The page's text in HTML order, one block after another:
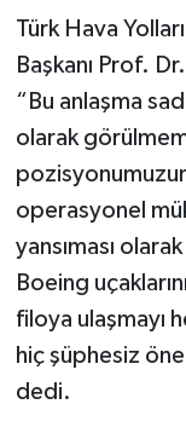
Türk Hava
Başkanı Prof.
“Bu anlaşma
olarak
operasyonel
yansıması
Boeing
filoya ulaşmayı
hiç şüphesiz
dedi.